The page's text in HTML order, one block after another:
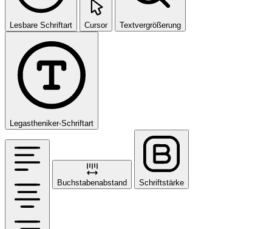
Lesbare Schriftart Cursor Textvergrößerung
Legastheniker-Schriftart
Buchstabenabstand Schriftstärke